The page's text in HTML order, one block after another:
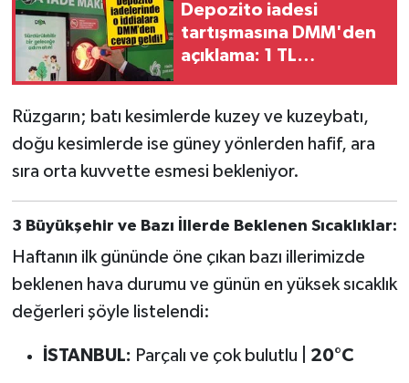
Depozito iadesi
tartışmasına DMM'den
açıklama: 1 TL
Rüzgarın; batı kesimlerde kuzey ve kuzeybatı,
doğu kesimlerde ise güney yönlerden hafif, ara
sıra orta kuvvette esmesi bekleniyor.
3 Büyükşehir ve Bazı İllerde Beklenen Sıcaklıklar:
Haftanın ilk gününde öne çıkan bazı illerimizde
beklenen hava durumu ve günün en yüksek sıcaklık
değerleri şöyle listelendi:
İSTANBUL: Parçalı ve çok bulutlu | 20°C